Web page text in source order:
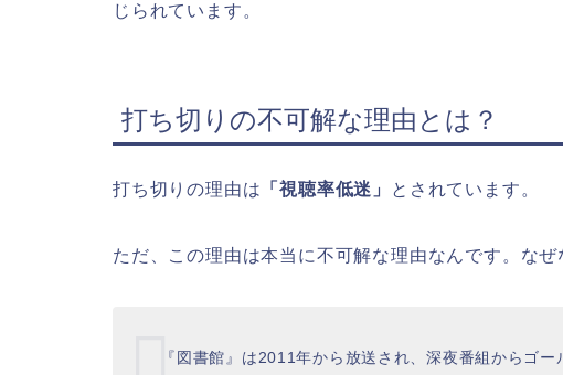
じられています。
打ち切りの不可解な理由とは？
打ち切りの理由は 「視聴率低迷」 とされています。
ただ、この理由は本当に不可解な理由なんです。なぜ
『図書館』は2011年から放送され、深夜番組からゴ